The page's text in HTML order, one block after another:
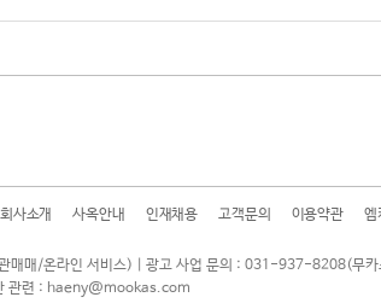
회사소개 사옥안내 인재채용 고객문의 이용약관 엠
매/온라인 서비스) | 광고 사업 문의 : 031-937-8208(무카
관련 : haeny@mookas.com